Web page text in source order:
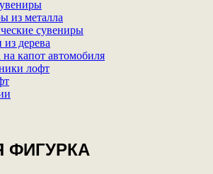
из металла
сувениры
дерева
капот автомобиля
лофт